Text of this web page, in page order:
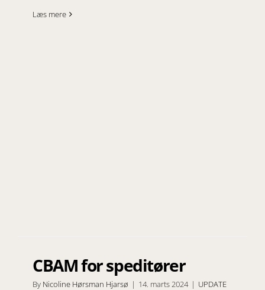
Læs mere
CBAM for speditører
By Nicoline Hørsman Hjarsø | 14. marts 2024 | UPDATE